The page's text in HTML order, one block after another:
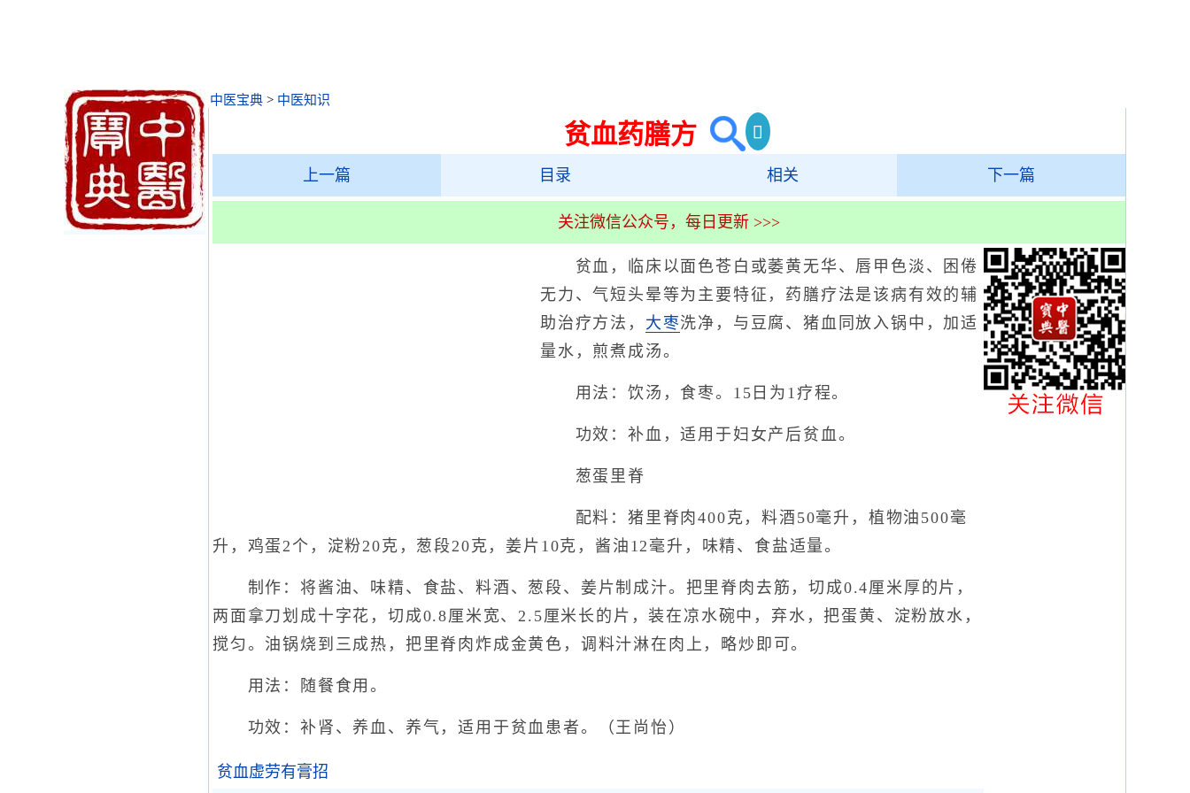
中医宝典 > 中医知识
贫血药膳方
上一篇 目录 相关 下一篇
关注微信公众号，每日更新 >>>
贫血，临床以面色苍白或萎黄无华、唇甲色淡、困倦
无力、气短头晕等为主要特征，药膳疗法是该病有效的辅
助治疗方法， 大枣洗净，与豆腐、猪血同放入锅中，加适
量水，煎煮成汤。
用法：饮汤，食枣。15日为1疗程。
功效：补血，适用于妇女产后贫血。
葱蛋里脊
配料：猪里脊肉400克，料酒50毫升，植物油500毫
升，鸡蛋2个，淀粉20克，葱段20克，姜片10克，酱油12毫升，味精、食盐适量。
制作：将酱油、味精、食盐、料酒、葱段、姜片制成汁。把里脊肉去筋，切成0.4厘米厚的片，
两面拿刀划成十字花，切成0.8厘米宽、2.5厘米长的片，装在凉水碗中，弃水，把蛋黄、淀粉放水，
搅匀。油锅烧到三成热，把里脊肉炸成金黄色，调料汁淋在肉上，略炒即可。
用法：随餐食用。
功效：补肾、养血、养气，适用于贫血患者。（王尚怡）
贫血虚劳有膏招